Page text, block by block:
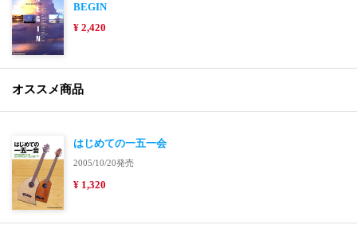
BEGIN
¥ 2,420
オススメ商品
はじめての一五一会
2005/10/20発売
¥ 1,320